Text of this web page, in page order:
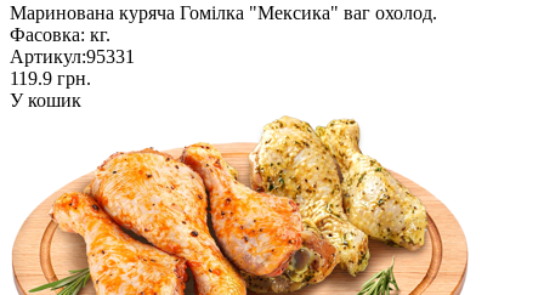
Маринована куряча Гомілка "Мексика" ваг охолод.
Фасовка: кг.
Артикул:95331
119.9 грн.
У кошик